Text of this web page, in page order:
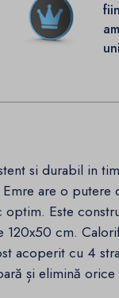
si durabil in
are o
Este
cm.
acoperit cu 4
și elimină